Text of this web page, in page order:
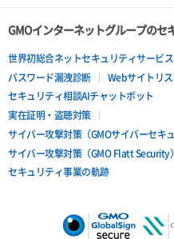
GMOインターネットグループのセ
世界初総合ネットセキュリティサービス
パスワード漏洩診断
Webサイトリ
セキュリティ相談AIチャットボット
実在証明・盗聴対策
サイバー攻撃対策（GMOサイバーセキ
サイバー攻撃対策（GMO Flatt Security）
セキュリティ事業の軌跡